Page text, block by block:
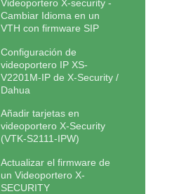
Videoportero X-security -
Cambiar Idioma en un
VTH con firmware SIP
Configuración de
videoportero IP XS-
V2201M-IP de X-Security /
Dahua
Añadir tarjetas en
videoportero X-Security
(VTK-S2111-IPW)
Actualizar el firmware de
un Videoportero X-
SECURITY